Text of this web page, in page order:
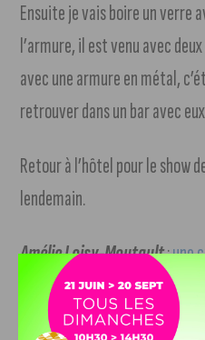
Ensuite je vais boire un verre
l’armure, il est venu avec
avec une armure en métal,
retrouver dans un bar avec
Retour à l’hôtel pour le show
lendemain.
Amélie Loisy-Moutault:une
Western Canada Fashion Week